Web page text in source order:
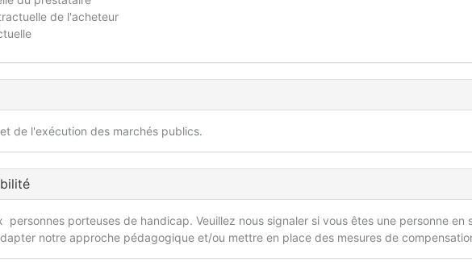
de l'acheteur
de l'exécution des marchés publics.
porteuses de handicap. Veuillez nous signaler si vous êtes une personne en
notre approche pédagogique et/ou mettre en place des mesures de